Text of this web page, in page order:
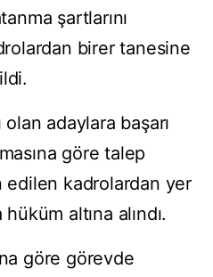
şartlarını
birer tanesine
olan adaylara başarı
göre talep
kadrolardan yer
altına alındı.
göre görevde